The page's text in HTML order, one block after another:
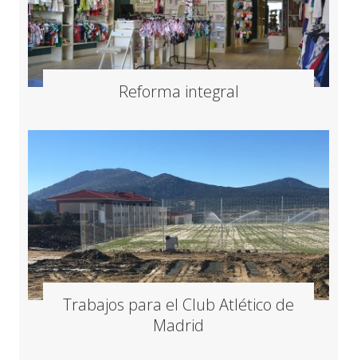
Reforma integral
Trabajos para el Club Atlético de
Madrid